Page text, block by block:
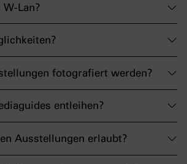
Lan?
fotografiert werden?
entleihen?
Ausstellungen erlaubt?